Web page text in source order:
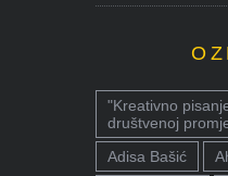
"Kreativno
društvenoj
Adisa Bašić